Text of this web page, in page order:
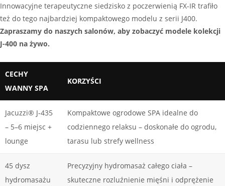
Innowacyjne terapeutyczne siedzisko z poczerwienią FX-IR trafiło
też do tego najbardziej kompaktowego modelu z serii J400.
Zapraszamy do naszych salonów, aby zobaczyć modele kolekcji
J-400 na żywo.
CECHY
WANNY SPA
KORZYŚCI
Jacuzzi® J-435
– 5–6 miejsc +
lounge
Kompaktowe ogrodowe SPA idealne do
codziennego relaksu – doskonałe do ogrodu,
tarasu lub strefy wellness
45 dysz
hydromasażu
Precyzyjny hydromasaż całego ciała –
skuteczne rozluźnienie mięśni i odprężenie